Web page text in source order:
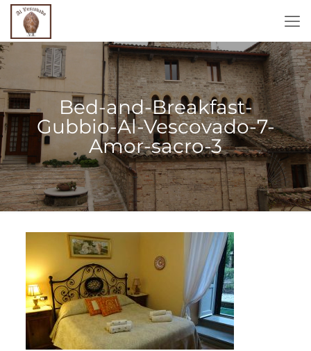
Bed-and-Breakfast-
Gubbio-Al-Vescovado-7-
Amor-sacro-3